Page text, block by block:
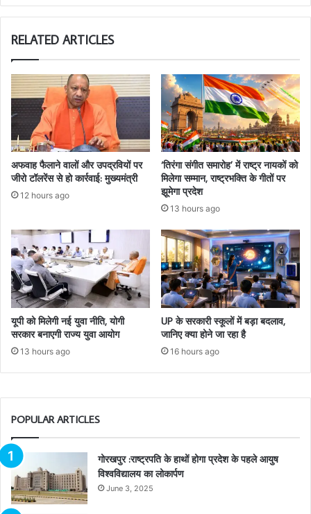
RELATED ARTICLES
अफवाह फैलाने वालों और उपद्रवियों पर
जीरो टॉलरेंस से हो कार्रवाई: मुख्यमंत्री
12 hours ago
‘तिरंगा संगीत समारोह’ में राष्ट्र नायकों को
मिलेगा सम्मान, राष्ट्रभक्ति के गीतों पर
झूमेगा प्रदेश
13 hours ago
यूपी को मिलेगी नई युवा नीति, योगी
सरकार बनाएगी राज्य युवा आयोग
13 hours ago
UP के सरकारी स्कूलों में बड़ा बदलाव,
जानिए क्या होने जा रहा है
16 hours ago
POPULAR ARTICLES
गोरखपुर :राष्ट्रपति के हाथों होगा प्रदेश के पहले आयुष
विश्वविद्यालय का लोकार्पण
June 3, 2025